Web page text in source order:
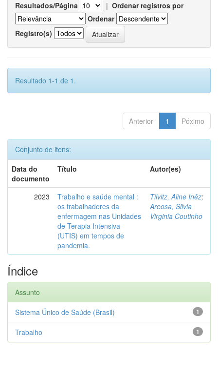
Resultados/Página | Ordenar registros por
Ordenar
Registro(s)
Resultado 1-1 de 1.
Anterior 1 Póximo
Conjunto de itens:
Data do
documento
Título Autor(es)
2023
Trabalho e saúde mental :
os trabalhadores da
enfermagem nas Unidades
de Terapia Intensiva
(UTIS) em tempos de
pandemia.
Tilvitz, Aline Inêz;
Areosa, Silvia
Virginia Coutinho
Índice
Assunto
1
Sistema Único de Saúde (Brasil)
1
Trabalho